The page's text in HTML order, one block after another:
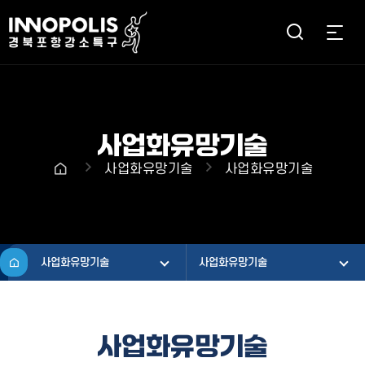
사업화유망기술
사업화유망기술 사업화유망기술
사업화유망기술 사업화유망기술
사업화유망기술